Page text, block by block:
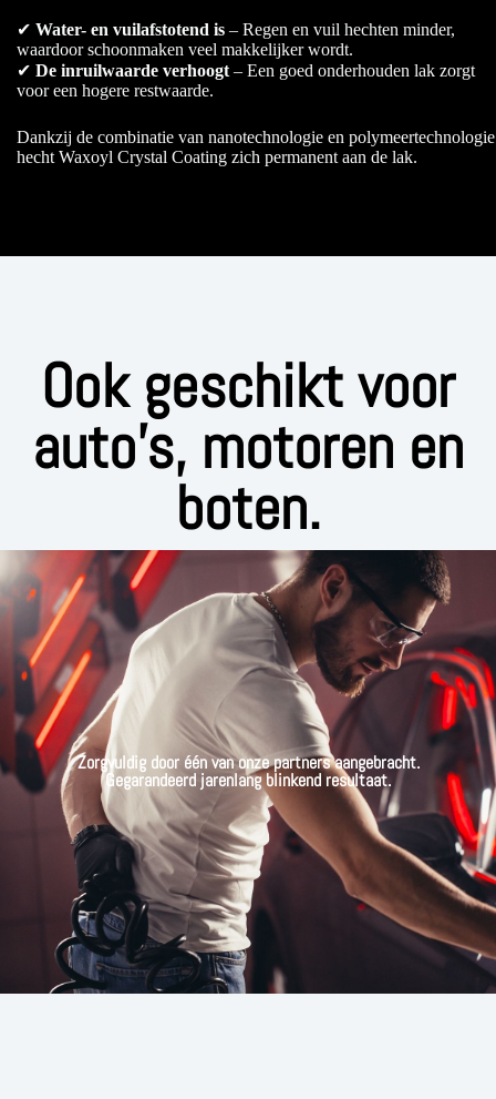
✔ Water- en vuilafstotend is – Regen en vuil hechten minder,
waardoor schoonmaken veel makkelijker wordt.
✔ De inruilwaarde verhoogt – Een goed onderhouden lak zorgt
voor een hogere restwaarde.
Dankzij de combinatie van nanotechnologie en polymeertechnologie
hecht Waxoyl Crystal Coating zich permanent aan de lak.
Ook geschikt voor
auto's, motoren en
boten.
Zorgvuldig door één van onze partners aangebracht.
Gegarandeerd jarenlang blinkend resultaat.